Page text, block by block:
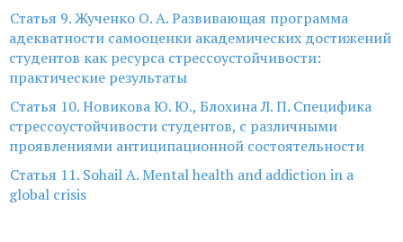
Статья 9. Жученко О. А. Развивающая программа
адекватности самооценки академических достижений
студентов как ресурса стрессоустойчивости:
практические результаты
Статья 10. Новикова Ю. Ю., Блохина Л. П. Специфика
стрессоустойчивости студентов, с различными
проявлениями антиципационной состоятельности
Статья 11. Sohail A. Mental health and addiction in a
global crisis